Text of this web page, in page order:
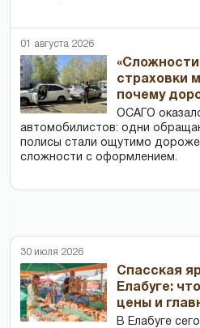
01 августа 2026
страховки
почему
ОСАГО
автомобилистов: одни
полисы стали ощутимо
сложности с оформлением.
30 июля 2026
Спасская
Елабуге:
цены и
В Елабуге